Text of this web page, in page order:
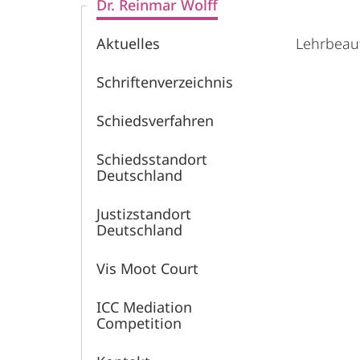
Dr. Reinmar Wolff
Aktuelles
Schriftenverzeichnis
Schiedsverfahren
Schiedsstandort
Deutschland
Justizstandort
Deutschland
Vis Moot Court
ICC Mediation
Competition